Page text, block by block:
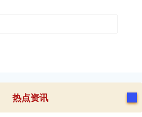
热点资讯